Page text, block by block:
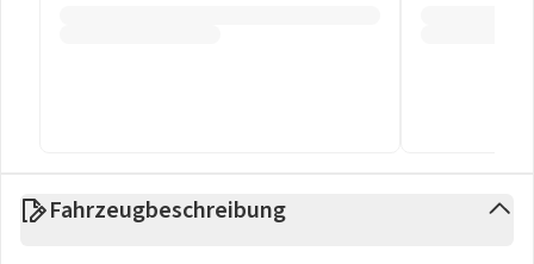
Fahrzeugbeschreibung